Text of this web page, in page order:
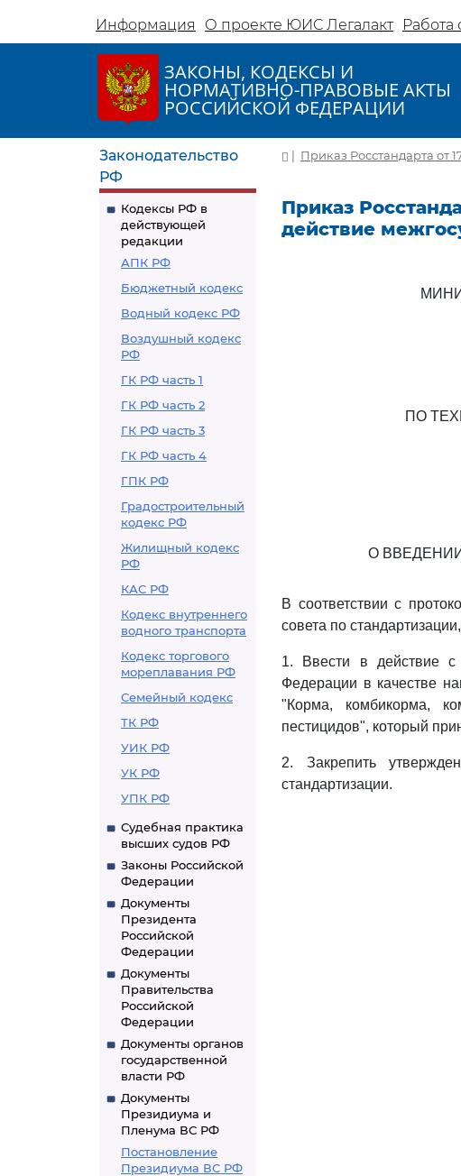
Информация О проекте ЮИС Легалакт
ЗАКОНЫ, КОДЕКСЫ И
НОРМАТИВНО-ПРАВОВЫЕ АКТЫ
РОССИЙСКОЙ ФЕДЕРАЦИИ
Законодательство
РФ
Кодексы РФ в
действующей
редакции
АПК РФ
Бюджетный кодекс
Водный кодекс РФ
Воздушный кодекс
РФ
ГК РФ часть 1
ГК РФ часть 2
ГК РФ часть 3
ГК РФ часть 4
ГПК РФ
Градостроительный
кодекс РФ
Жилищный кодекс
РФ
КАС РФ
Кодекс внутреннего
водного транспорта
Кодекс торгового
мореплавания РФ
Семейный кодекс
ТК РФ
УИК РФ
УК РФ
УПК РФ
Судебная практика
высших судов РФ
Законы Российской
Федерации
Документы
Президента
Российской
Федерации
Документы
Правительства
Российской
Федерации
Документы органов
государственной
власти РФ
Документы
Президиума и
Пленума ВС РФ
Постановление
Президиума ВС РФ
| Приказ Росстандарта от
Приказ
действие
ПО
О
В соответствии с
совета по
1. Ввести в действие с
Федерации в качестве
"Корма, комбикорма,
пестицидов", который
2. Закрепить
стандартизации.